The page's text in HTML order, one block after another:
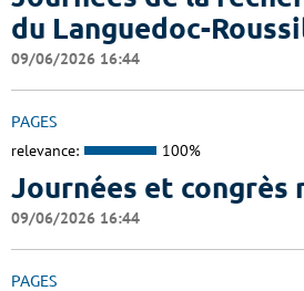
du Languedoc-
09/06/2026 16:44
PAGES
relevance: 100%
Journées et congrès
09/06/2026 16:44
PAGES